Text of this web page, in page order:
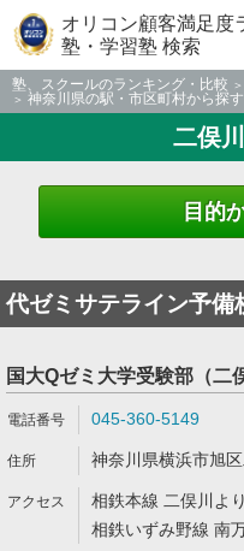
オリコン顧客満足度
塾・学習塾 検索
塾、スクールのランキング・比較
神奈川県の駅・市区町村から探す
二俣
目的
代ゼミサテライン予備
国大Qゼミ大学受験部（二
045-360-5149
神奈川県横浜市旭
相鉄本線 二俣川よ
相鉄いずみ野線 南